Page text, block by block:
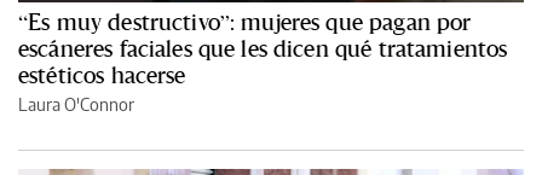
“Es muy destructivo”: mujeres que pagan por
escáneres faciales que les dicen qué tratamientos
estéticos hacerse
Laura O'Connor